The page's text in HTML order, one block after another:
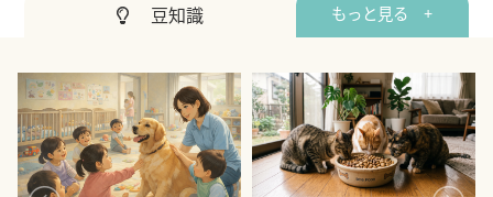
豆知識 もっと見る +